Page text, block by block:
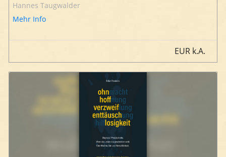
Hannes Taugwalder
Mehr Info
EUR k.A.